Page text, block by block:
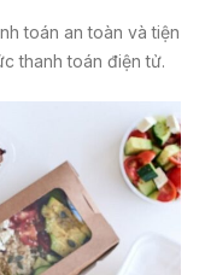
toán an toàn và tiện
thanh toán điện tử.